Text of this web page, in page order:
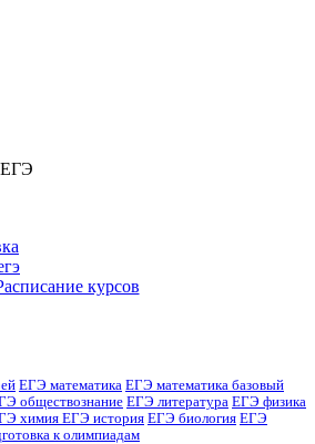
курсов
ЕГЭ математика ЕГЭ математика базовый
обществознание ЕГЭ литература ЕГЭ физика
химия ЕГЭ история ЕГЭ биология ЕГЭ
к олимпиадам